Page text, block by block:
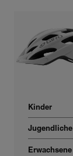
Kinder
Jugendliche
Erwachsene